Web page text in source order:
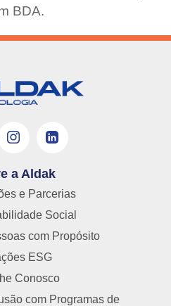
BDA.
a Aldak
e Parcerias
Social
com Propósito
ESG
Conosco
com Programas de